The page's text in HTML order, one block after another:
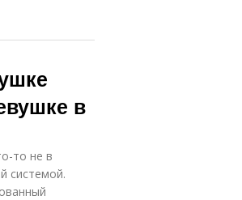
в
то не в
системой.